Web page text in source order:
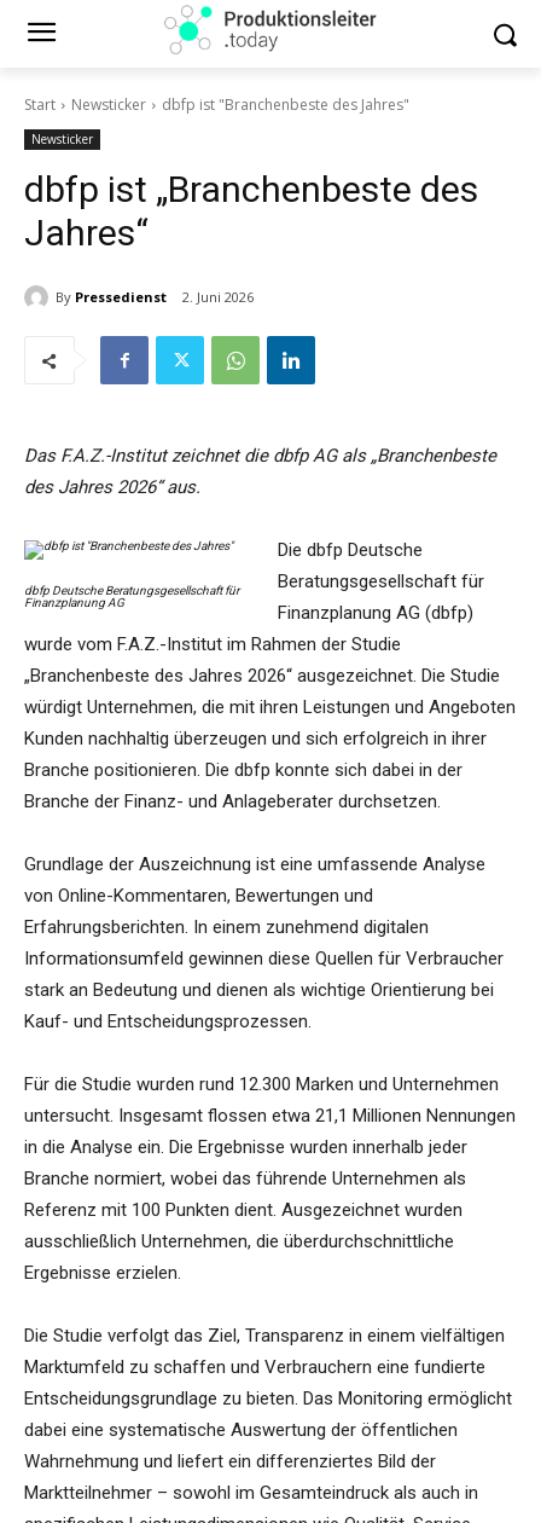
Start Newsticker dbfp ist "Branchenbeste des Jahres"
Newsticker
dbfp ist „Branchenbeste des
Jahres“
By Pressedienst 2. Juni 2026
Das F.A.Z.-Institut zeichnet die dbfp AG als „Branchenbeste
des Jahres 2026“ aus.
dbfp Deutsche Beratungsgesellschaft für
Finanzplanung AG
Die dbfp Deutsche
Beratungsgesellschaft für
Finanzplanung AG (dbfp)
wurde vom F.A.Z.-Institut im Rahmen der Studie
„Branchenbeste des Jahres 2026“ ausgezeichnet. Die Studie
würdigt Unternehmen, die mit ihren Leistungen und Angeboten
Kunden nachhaltig überzeugen und sich erfolgreich in ihrer
Branche positionieren. Die dbfp konnte sich dabei in der
Branche der Finanz- und Anlageberater durchsetzen.
Grundlage der Auszeichnung ist eine umfassende Analyse
von Online-Kommentaren, Bewertungen und
Erfahrungsberichten. In einem zunehmend digitalen
Informationsumfeld gewinnen diese Quellen für Verbraucher
stark an Bedeutung und dienen als wichtige Orientierung bei
Kauf- und Entscheidungsprozessen.
Für die Studie wurden rund 12.300 Marken und Unternehmen
untersucht. Insgesamt flossen etwa 21,1 Millionen Nennungen
in die Analyse ein. Die Ergebnisse wurden innerhalb jeder
Branche normiert, wobei das führende Unternehmen als
Referenz mit 100 Punkten dient. Ausgezeichnet wurden
ausschließlich Unternehmen, die überdurchschnittliche
Ergebnisse erzielen.
Die Studie verfolgt das Ziel, Transparenz in einem vielfältigen
Marktumfeld zu schaffen und Verbrauchern eine fundierte
Entscheidungsgrundlage zu bieten. Das Monitoring ermöglicht
dabei eine systematische Auswertung der öffentlichen
Wahrnehmung und liefert ein differenziertes Bild der
Marktteilnehmer – sowohl im Gesamteindruck als auch in